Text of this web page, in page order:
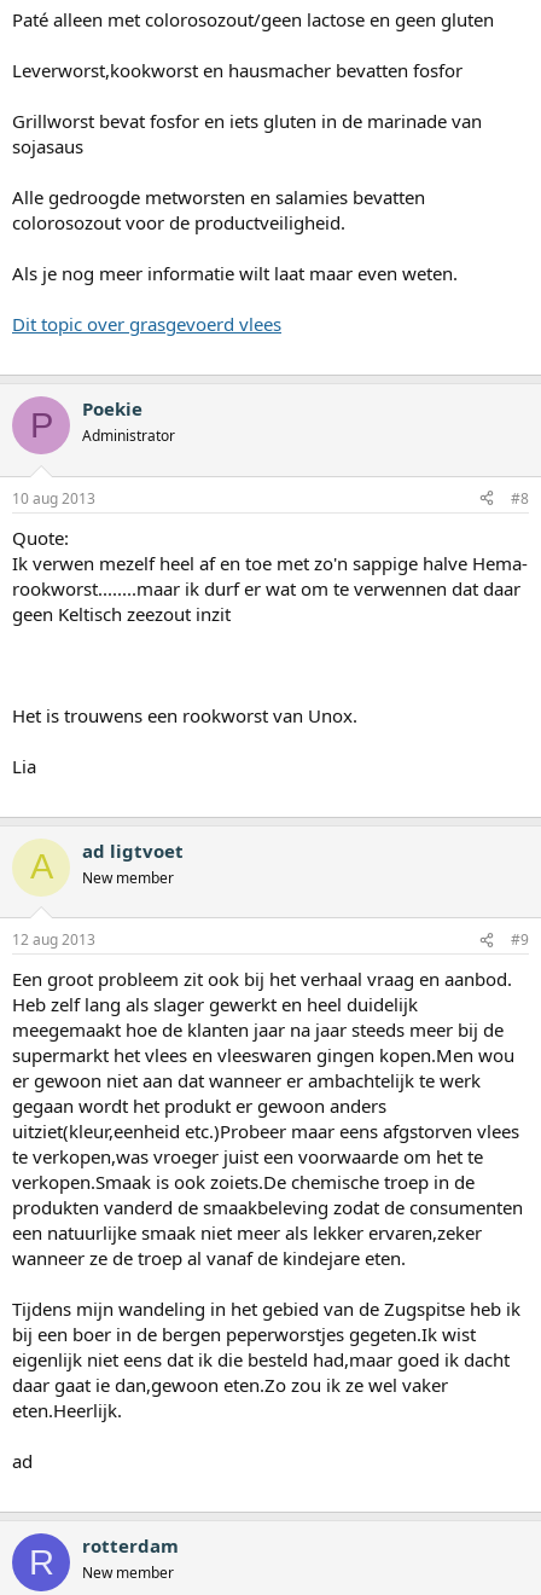
Paté alleen met colorosozout/geen lactose en geen gluten
Leverworst,kookworst en hausmacher bevatten fosfor
Grillworst bevat fosfor en iets gluten in de marinade van
sojasaus
Alle gedroogde metworsten en salamies bevatten
colorosozout voor de productveiligheid.
Als je nog meer informatie wilt laat maar even weten.
Dit topic over grasgevoerd vlees
P Poekie
Administrator
10 aug 2013 #8
Quote:
Ik verwen mezelf heel af en toe met zo'n sappige halve Hema-
rookworst........maar ik durf er wat om te verwennen dat daar
geen Keltisch zeezout inzit
Het is trouwens een rookworst van Unox.
Lia
A ad ligtvoet
New member
12 aug 2013 #9
Een groot probleem zit ook bij het verhaal vraag en aanbod.
Heb zelf lang als slager gewerkt en heel duidelijk
meegemaakt hoe de klanten jaar na jaar steeds meer bij de
supermarkt het vlees en vleeswaren gingen kopen.Men wou
er gewoon niet aan dat wanneer er ambachtelijk te werk
gegaan wordt het produkt er gewoon anders
uitziet(kleur,eenheid etc.)Probeer maar eens afgstorven vlees
te verkopen,was vroeger juist een voorwaarde om het te
verkopen.Smaak is ook zoiets.De chemische troep in de
produkten vanderd de smaakbeleving zodat de consumenten
een natuurlijke smaak niet meer als lekker ervaren,zeker
wanneer ze de troep al vanaf de kindejare eten.
Tijdens mijn wandeling in het gebied van de Zugspitse heb ik
bij een boer in de bergen peperworstjes gegeten.Ik wist
eigenlijk niet eens dat ik die besteld had,maar goed ik dacht
daar gaat ie dan,gewoon eten.Zo zou ik ze wel vaker
eten.Heerlijk.
ad
R rotterdam
New member